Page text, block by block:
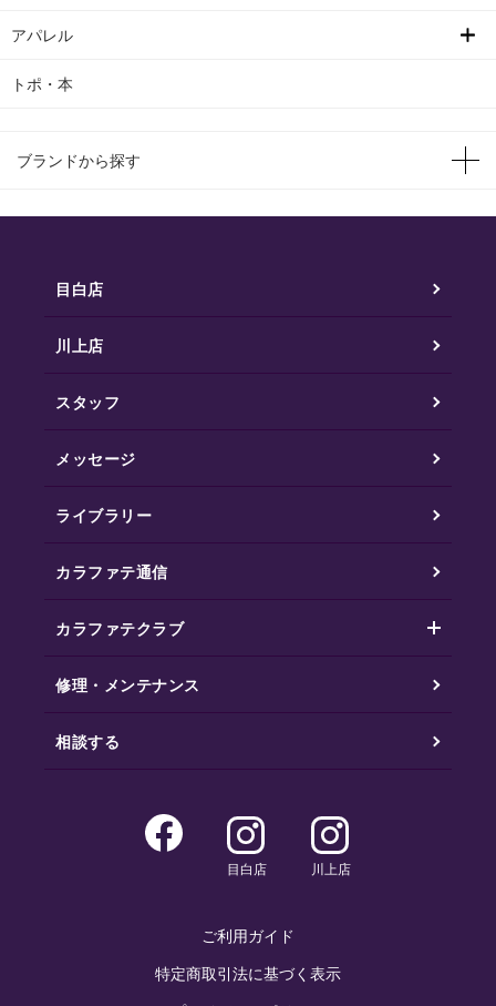
アパレル
トポ・本
ブランドから探す
目白店
川上店
スタッフ
メッセージ
ライブラリー
カラファテ通信
カラファテクラブ
修理・メンテナンス
相談する
目白店 川上店
ご利用ガイド
特定商取引法に基づく表示